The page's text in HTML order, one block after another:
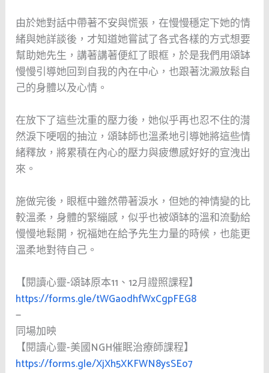
由於她對話中帶著不安與慌張，在慢慢穩定下她的情
緒與她詳談後，才知道她嘗試了各式各樣的方式想要
幫助她先生，講著講著便紅了眼框，於是我們用頌缽
慢慢引導她回到自我的內在中心，也跟著沈澱放鬆自
己的身體以及心情。
在放下了這些沈重的壓力後，她似乎再也忍不住的潸
然淚下哽咽的抽泣，頌缽師也溫柔地引導她將這些情
緒釋放，將累積在內心的壓力與疲憊感好好的宣洩出
來。
施做完後，眼框中雖然帶著淚水，但她的神情變的比
較溫柔，身體的緊繃感，似乎也被頌缽的溫和流動給
慢慢地鬆開，祝福她在給予先生力量的時候，也能更
溫柔地對待自己。
【閱讀心靈-頌缽原本11、12月證照課程】
https://forms.gle/tWGaodhfWxCgpFEG8
—
同場加映
【閱讀心靈-美國NGH催眠治療師課程】
https://forms.gle/XjXh5XKFWN8ysSEo7